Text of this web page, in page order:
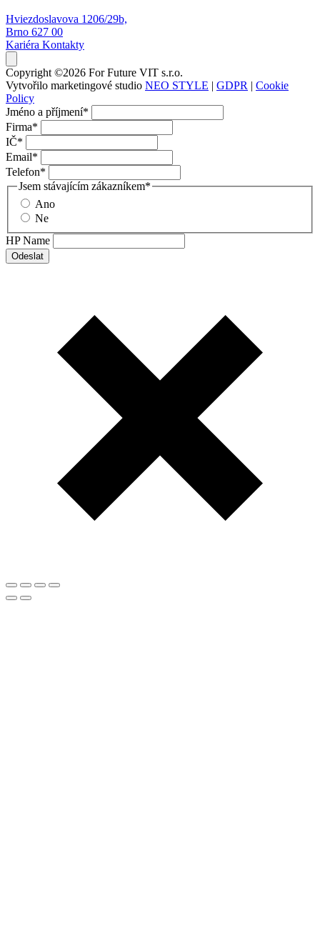
Hviezdoslavova 1206/29b,
Brno 627 00
Kariéra Kontakty
Copyright ©2026 For Future VIT s.r.o.
Vytvořilo marketingové studio NEO STYLE | GDPR | Cookie
Policy
Jméno a příjmení*
Firma*
IČ*
Email*
Telefon*
Jsem stávajícím zákazníkem*
Ano
Ne
HP Name
Odeslat